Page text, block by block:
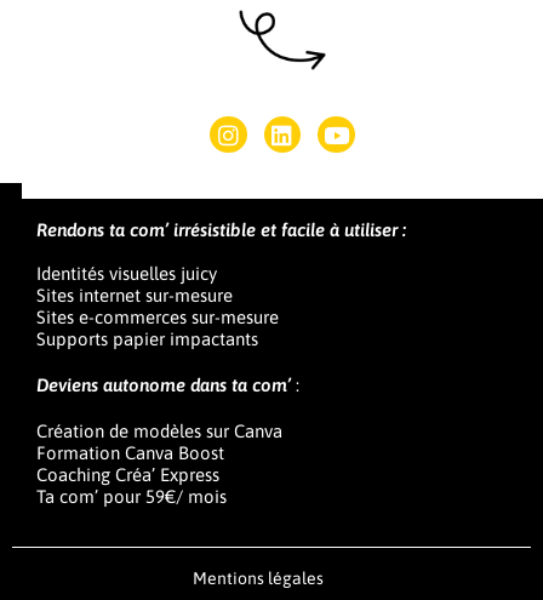
Rendons ta com’ irrésistible et facile à utiliser :
Identités visuelles juicy
Sites internet sur-mesure
Sites e-commerces sur-mesure
Supports papier impactants
Deviens autonome dans ta com’:
Création de modèles sur Canva
Formation Canva Boost
Coaching Créa’ Express
Ta com’ pour 59€/ mois
Mentions légales